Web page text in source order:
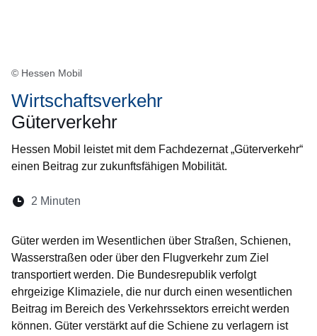
© Hessen Mobil
Wirtschaftsverkehr
Güterverkehr
Hessen Mobil leistet mit dem Fachdezernat „Güterverkehr“
einen Beitrag zur zukunftsfähigen Mobilität.
Lesedauer:
2 Minuten
Güter werden im Wesentlichen über Straßen, Schienen,
Wasserstraßen oder über den Flugverkehr zum Ziel
transportiert werden. Die Bundesrepublik verfolgt
ehrgeizige Klimaziele, die nur durch einen wesentlichen
Beitrag im Bereich des Verkehrssektors erreicht werden
können. Güter verstärkt auf die Schiene zu verlagern ist